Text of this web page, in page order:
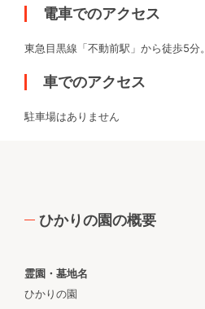
電車でのアクセス
東急目黒線「不動前駅」から徒歩5分。
車でのアクセス
駐車場はありません
ひかりの園の概要
霊園・墓地名
ひかりの園